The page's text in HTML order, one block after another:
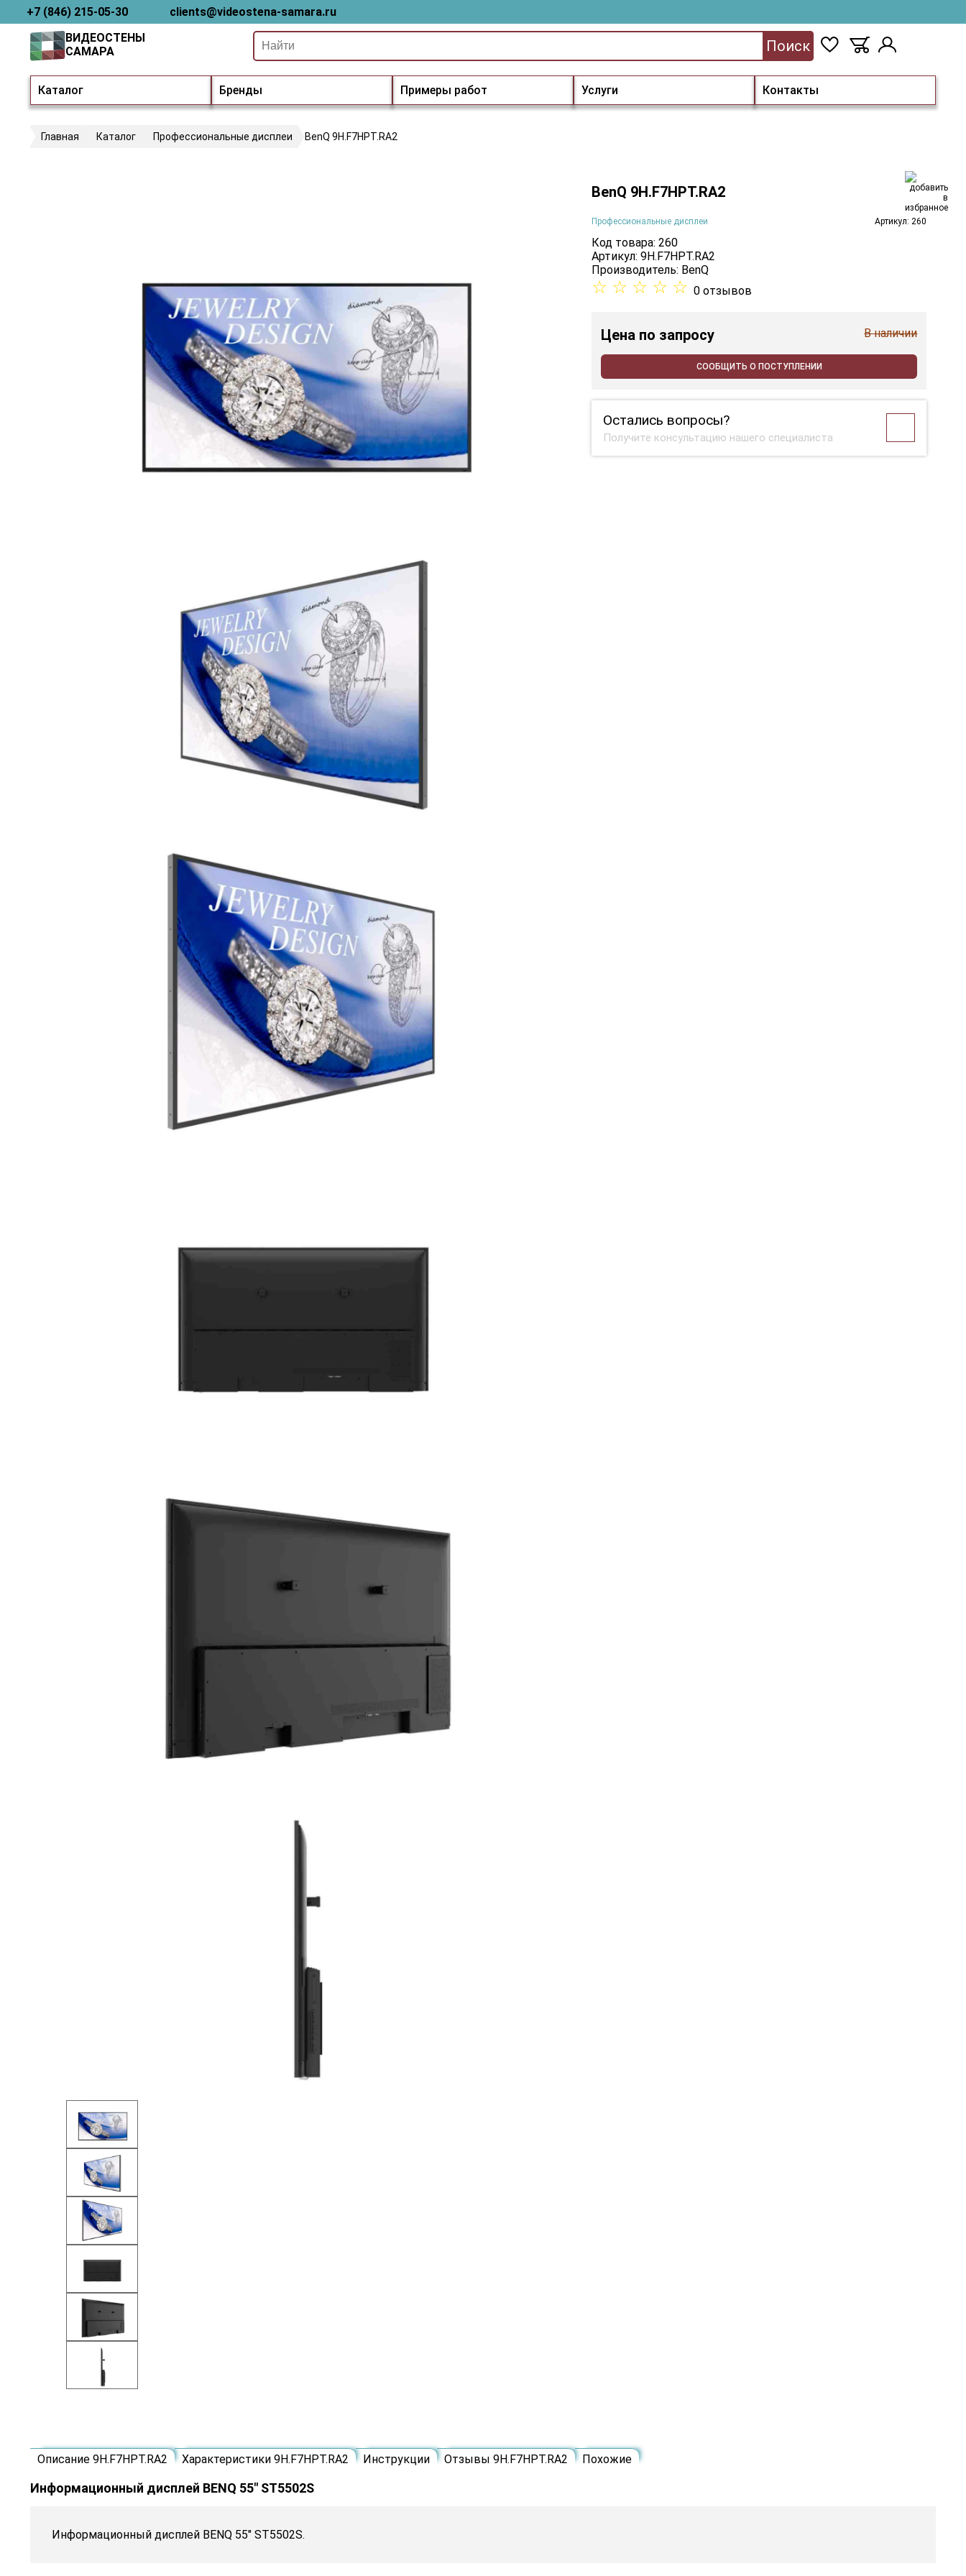
+7 (846) 215-05-30 clients@videostena-samara.ru
Каталог Бренды Примеры работ Услуги Контакты
ВИДЕОСТЕНЫ
САМАРА
Поиск
Главная Каталог Профессиональные дисплеи BenQ 9H.F7HPT.RA2
BenQ 9H.F7HPT.RA2
Профессиональные дисплеи Артикул: 260
Код товара: 260
Артикул: 9H.F7HPT.RA2
Производитель: BenQ
☆ ☆ ☆ ☆ ☆ 0 отзывов
Цена по запросу В наличии
СООБЩИТЬ О ПОСТУПЛЕНИИ
Остались вопросы?
Получите консультацию нашего специалиста
Описание 9H.F7HPT.RA2 Характеристики 9H.F7HPT.RA2 Инструкции Отзывы 9H.F7HPT.RA2 Похожие
Информационный дисплей BENQ 55" ST5502S
Информационный дисплей BENQ 55" ST5502S.